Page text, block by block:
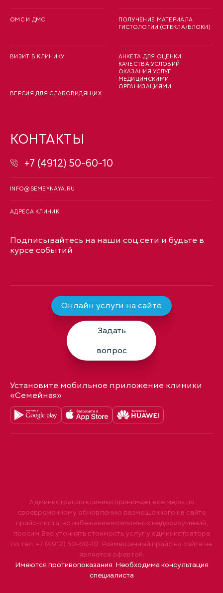
ОМС И ДМС
ВИЗИТ В КЛИНИКУ
ВЕРСИЯ ДЛЯ СЛАБОВИДЯЩИХ
ПОЛУЧЕНИЕ МАТЕРИАЛА
ГИСТОЛОГИИ (СТЕКЛА/БЛОКИ)
АНКЕТА ДЛЯ ОЦЕНКИ
КАЧЕСТВА УСЛОВИЙ
ОКАЗАНИЯ УСЛУГ
МЕДИЦИНСКИМИ
ОРГАНИЗАЦИЯМИ
КОНТАКТЫ
+7 (4912) 50-60-10
INFO@SEMEYNAYA.RU
АДРЕСА КЛИНИК
Подписывайтесь на наши соц.сети и будьте в
курсе событий
Онлайн услуги на сайте
Задать
вопрос
Установите мобильное приложение клиники
«Семейная»
Администрация клиники принимает все меры по
своевременному обновлению размещенного на сайте
прайс-листа, во избежание возможных недоразумений,
просим Вас уточнять стоимость услуг у администратора
по тел. +7 (4912) 50-60-10. Размещенный прайс на сайте не
является офертой.
Имеются противопоказания. Необходима консультация
специалиста